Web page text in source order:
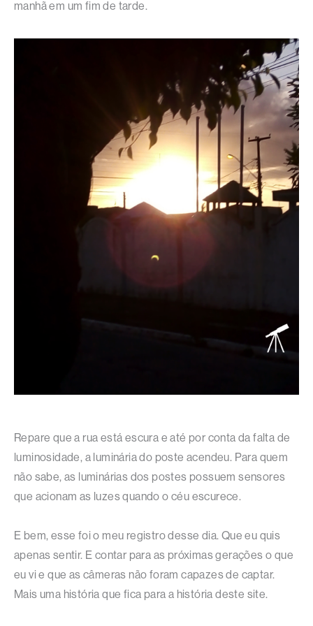
manhã em um fim de tarde.
Repare que a rua está escura e até por conta da falta de
luminosidade, a luminária do poste acendeu. Para quem
não sabe, as luminárias dos postes possuem sensores
que acionam as luzes quando o céu escurece.
E bem, esse foi o meu registro desse dia. Que eu quis
apenas sentir. E contar para as próximas gerações o que
eu vi e que as câmeras não foram capazes de captar.
Mais uma história que fica para a história deste site.